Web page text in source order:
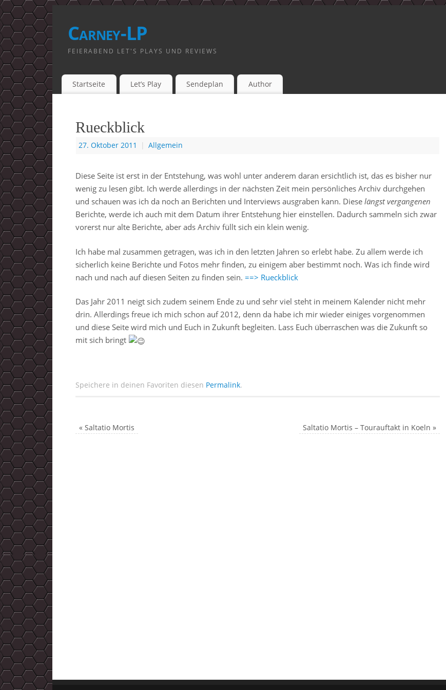
Carney-LP
FEIERABEND LET'S PLAYS UND REVIEWS
Startseite Let’s Play Sendeplan Author
Rueckblick
27. Oktober 2011 | Allgemein
Diese Seite ist erst in der Entstehung, was wohl unter anderem daran ersichtlich ist, das es bisher nur
wenig zu lesen gibt. Ich werde allerdings in der nächsten Zeit mein persönliches Archiv durchgehen
und schauen was ich da noch an Berichten und Interviews ausgraben kann. Diese längst vergangenen
Berichte, werde ich auch mit dem Datum ihrer Entstehung hier einstellen. Dadurch sammeln sich zwar
vorerst nur alte Berichte, aber ads Archiv füllt sich ein klein wenig.
Ich habe mal zusammen getragen, was ich in den letzten Jahren so erlebt habe. Zu allem werde ich
sicherlich keine Berichte und Fotos mehr finden, zu einigem aber bestimmt noch. Was ich finde wird
nach und nach auf diesen Seiten zu finden sein. ==> Rueckblick
Das Jahr 2011 neigt sich zudem seinem Ende zu und sehr viel steht in meinem Kalender nicht mehr
drin. Allerdings freue ich mich schon auf 2012, denn da habe ich mir wieder einiges vorgenommen
und diese Seite wird mich und Euch in Zukunft begleiten. Lass Euch überraschen was die Zukunft so
mit sich bringt
Speichere in deinen Favoriten diesen Permalink.
« Saltatio Mortis Saltatio Mortis – Tourauftakt in Koeln »